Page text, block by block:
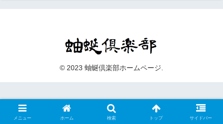
© 2023 蚰蜒倶楽部ホームページ.
メニュー ホーム 検索 トップ サイドバー